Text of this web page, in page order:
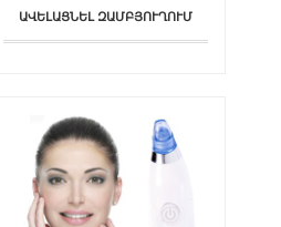
ԱՎԵԼԱՑՆԵԼ ԶԱՄԲՅՈՒՂՈՒՄ